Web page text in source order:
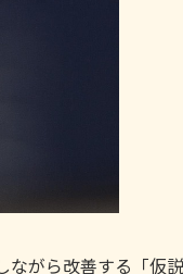
ながら改善する「仮